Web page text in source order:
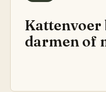
Kattenvoer
darmen of